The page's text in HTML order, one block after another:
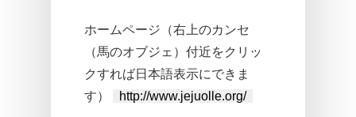
ホームページ（右上のカンセ
（馬のオブジェ）付近をクリッ
クすれば日本語表示にできま
す）
http://www.jejuolle.org/